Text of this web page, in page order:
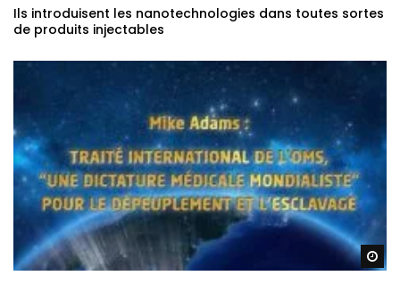
Ils introduisent les nanotechnologies dans toutes sortes
de produits injectables